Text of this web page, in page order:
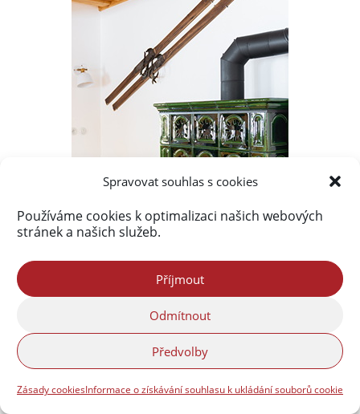
Spravovat souhlas s cookies
Používáme cookies k optimalizaci našich webových
stránek a našich služeb.
Příjmout
Odmítnout
Předvolby
Zásady cookiesInformace o získávání souhlasu k ukládání souborů cookie